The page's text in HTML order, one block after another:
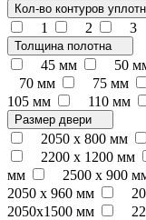
Кол-во контуров
1 2 3
Толщина полотна
45 мм 50
70 мм
75 мм
105 мм
110 мм
Размер двери
2050 x 800 мм
2200 x 1200 мм
мм
2500 х 900
2050 х 960 мм
2050х1500 мм